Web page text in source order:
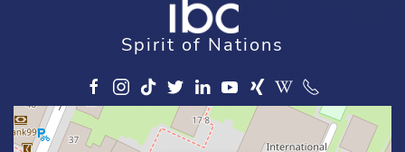
Spirit of Nations